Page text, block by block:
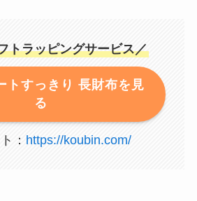
トラッピングサービス／
トすっきり 長財布を見
る
： https://koubin.com/